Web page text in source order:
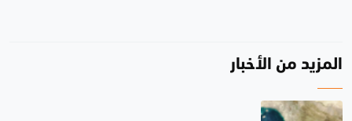
المزيد من الأخبار